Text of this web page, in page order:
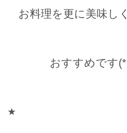
お料理を更に美味し
おすすめです
★